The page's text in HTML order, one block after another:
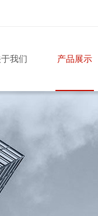
我们 产品展示